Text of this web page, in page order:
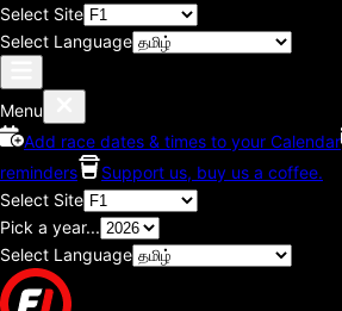
Select Site
Select Language
Menu
Add race dates & times to your Calendar
reminders
Support us, buy us a coffee.
Select Site
Pick a year...
Select Language